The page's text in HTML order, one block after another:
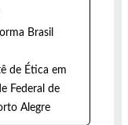
Brasil
de Ética em
Federal de
Alegre